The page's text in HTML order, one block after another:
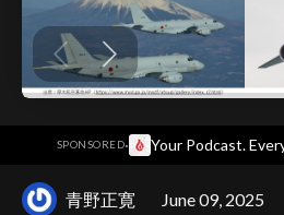
SPONSORED· Your Podcast.
青野正寛 June 09, 2025